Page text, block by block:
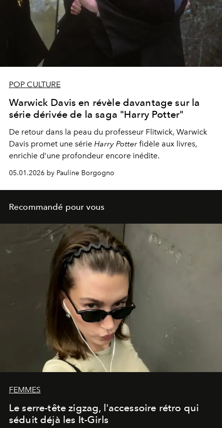
POP CULTURE
Warwick Davis en révèle davantage sur la
série dérivée de la saga "Harry Potter"
De retour dans la peau du professeur Flitwick, Warwick
Davis promet une série Harry Potter fidèle aux livres,
enrichie d’une profondeur encore inédite.
05.01.2026 by Pauline Borgogno
Recommandé pour vous
FEMMES
Le serre-tête zigzag, l'accessoire rétro qui
séduit déjà les It-Girls